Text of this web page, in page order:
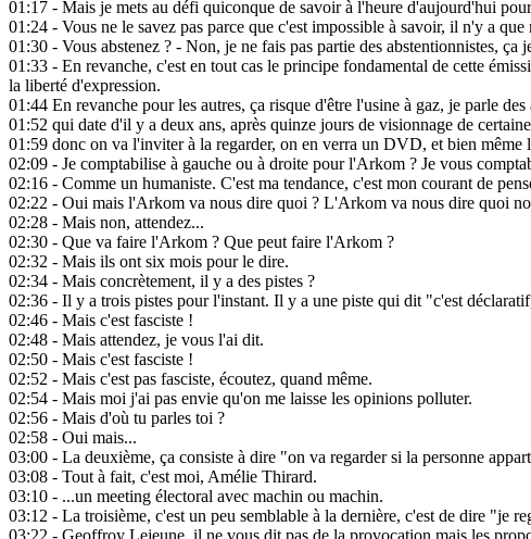
01:17 - Mais je mets au défi quiconque de savoir à l'heure d'aujourd'hui
01:24 - Vous ne le savez pas parce que c'est impossible à savoir, il n'y a
01:30 - Vous abstenez ? - Non, je ne fais pas partie des abstentionnistes, ça
01:33 - En revanche, c'est en tout cas le principe fondamental de cette
la liberté d'expression.
01:44 En revanche pour les autres, ça risque d'être l'usine à gaz, je parle
01:52 qui date d'il y a deux ans, après quinze jours de visionnage de
01:59 donc on va l'inviter à la regarder, on en verra un DVD, et bien même
02:09 - Je comptabilise à gauche ou à droite pour l'Arkom ? Je vous
02:16 - Comme un humaniste. C'est ma tendance, c'est mon courant de
02:22 - Oui mais l'Arkom va nous dire quoi ? L'Arkom va nous dire quoi
02:28 - Mais non, attendez...
02:30 - Que va faire l'Arkom ? Que peut faire l'Arkom ?
02:32 - Mais ils ont six mois pour le dire.
02:34 - Mais concrètement, il y a des pistes ?
02:36 - Il y a trois pistes pour l'instant. Il y a une piste qui dit "c'est
02:46 - Mais c'est fasciste !
02:48 - Mais attendez, je vous l'ai dit.
02:50 - Mais c'est fasciste !
02:52 - Mais c'est pas fasciste, écoutez, quand même.
02:54 - Mais moi j'ai pas envie qu'on me laisse les opinions polluter.
02:56 - Mais d'où tu parles toi ?
02:58 - Oui mais...
03:00 - La deuxième, ça consiste à dire "on va regarder si la personne
03:08 - Tout à fait, c'est moi, Amélie Thirard.
03:10 - ...un meeting électoral avec machin ou machin.
03:12 - La troisième, c'est un peu semblable à la dernière, c'est de dire "je